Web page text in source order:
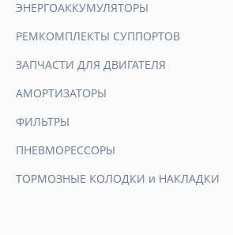
ЭНЕРГОАККУМУЛЯТОРЫ
РЕМКОМПЛЕКТЫ СУППОРТОВ
ЗАПЧАСТИ ДЛЯ ДВИГАТЕЛЯ
АМОРТИЗАТОРЫ
ФИЛЬТРЫ
ПНЕВМОРЕССОРЫ
ТОРМОЗНЫЕ КОЛОДКИ и НАКЛАДКИ